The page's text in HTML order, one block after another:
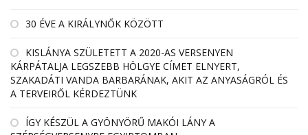
30 ÉVE A KIRÁLYNŐK KÖZÖTT
KISLÁNYA SZÜLETETT A 2020-AS VERSENYEN
KÁRPÁTALJA LEGSZEBB HÖLGYE CÍMET ELNYERT,
SZAKADÁTI VANDA BARBARÁNAK, AKIT AZ ANYASÁGRÓL ÉS
A TERVEIRŐL KÉRDEZTÜNK
ÍGY KÉSZÜL A GYÖNYÖRŰ MAKÓI LÁNY A